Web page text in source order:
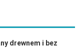
drewnem i bez